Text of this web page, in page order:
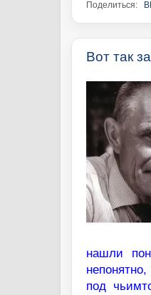
Поделиться:
Вот так
нашли
под